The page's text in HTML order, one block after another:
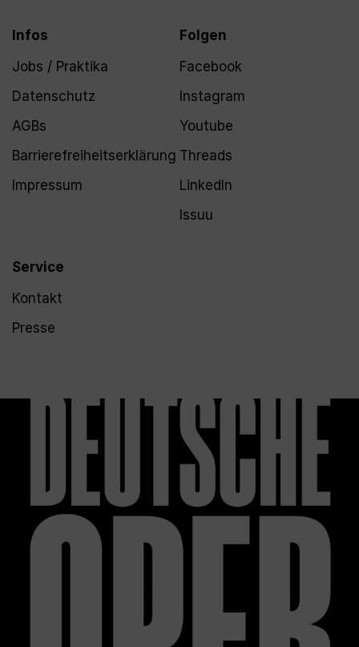
Infos
Jobs / Praktika
Datenschutz
AGBs
Barrierefreiheitserklärung
Impressum
Service
Kontakt
Presse
Folgen
Facebook
Instagram
Youtube
Threads
LinkedIn
Issuu